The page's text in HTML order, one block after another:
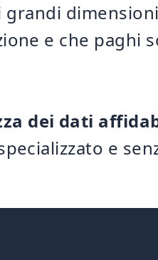
grandi
e che paghi
dei dati
e